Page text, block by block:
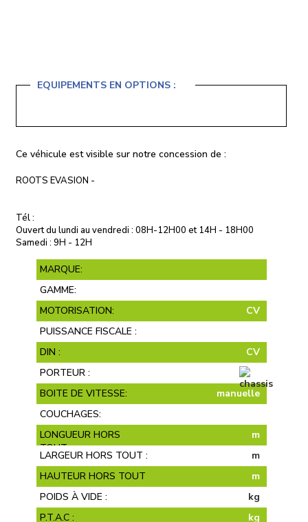
EQUIPEMENTS EN OPTIONS :
Ce véhicule est visible sur notre concession de :
ROOTS EVASION -
Tél :
Ouvert du lundi au vendredi : 08H-12H00 et 14H - 18H00
Samedi : 9H - 12H
MARQUE:
GAMME:
MOTORISATION:
CV
PUISSANCE FISCALE :
DIN :
CV
PORTEUR :
BOITE DE VITESSE:
manuelle
COUCHAGES:
LONGUEUR HORS
TOUT :
m
LARGEUR HORS TOUT :
m
HAUTEUR HORS TOUT
:
m
POIDS À VIDE :
kg
P.T.A.C :
kg